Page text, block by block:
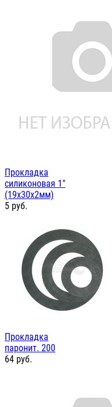
Прокладка
силиконовая 1"
(19х30х2мм)
5 руб.
Прокладка
паронит. 200
64 руб.